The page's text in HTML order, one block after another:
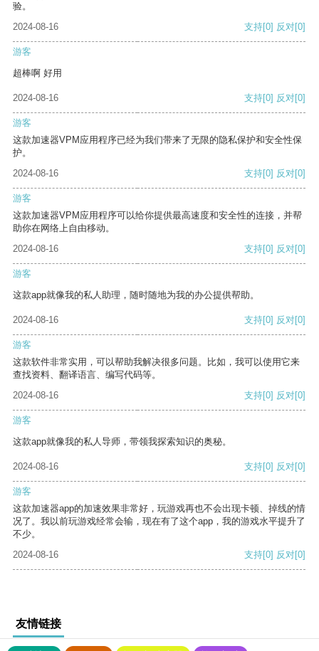
验。
2024-08-16
支持[0] 反对[0]
游客
超棒啊 好用
2024-08-16 支持[0] 反对[0]
游客
这款加速器VPM应用程序已经为我们带来了无限的隐私保护和安全性保
护。
2024-08-16
支持[0] 反对[0]
游客
这款加速器VPM应用程序可以给你提供最高速度和安全性的连接，并帮
助你在网络上自由移动。
2024-08-16
支持[0] 反对[0]
游客
这款app就像我的私人助理，随时随地为我的办公提供帮助。
2024-08-16 支持[0] 反对[0]
游客
这款软件非常实用，可以帮助我解决很多问题。比如，我可以使用它来
查找资料、翻译语言、编写代码等。
2024-08-16
支持[0] 反对[0]
游客
这款app就像我的私人导师，带领我探索知识的奥秘。
2024-08-16 支持[0] 反对[0]
游客
这款加速器app的加速效果非常好，玩游戏再也不会出现卡顿、掉线的情
况了。我以前玩游戏经常会输，现在有了这个app，我的游戏水平提升了
不少。
2024-08-16
支持[0] 反对[0]
友情链接